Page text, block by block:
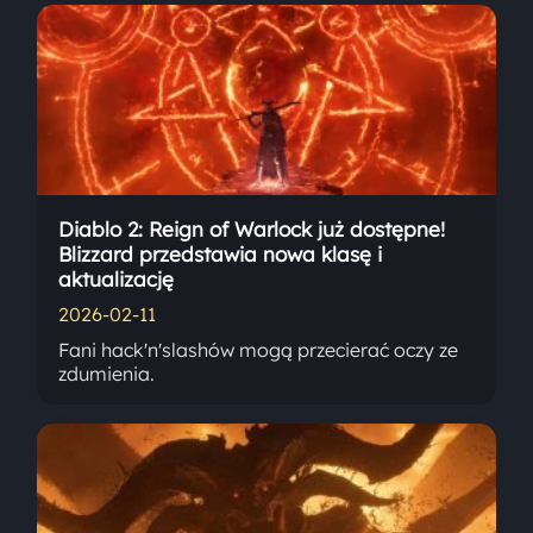
Diablo 2: Reign of Warlock już dostępne!
Blizzard przedstawia nowa klasę i
aktualizację
2026-02-11
Fani hack'n'slashów mogą przecierać oczy ze
zdumienia.